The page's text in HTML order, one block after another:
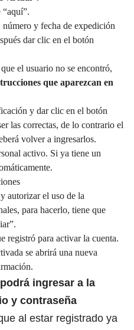
y fecha de expedición
dar clic en el botón
el usuario no se encontró,
que aparezcan en
y dar clic en el botón
las correctas, de lo contrario el
volver a ingresarlos.
activo. Si ya tiene un
autorizar el uso de la
para hacerlo, tiene que
registró para activar la cuenta.
se abrirá una nueva
podrá ingresar a la
y contraseña
al estar registrado ya